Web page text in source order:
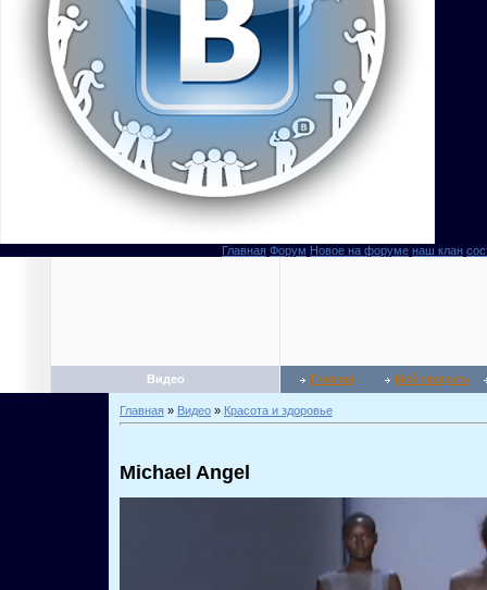
Главная Форум Новое на форуме наш клан
Видео Главная Мой профиль
Главная » Видео » Красота и здоровье
Michael Angel